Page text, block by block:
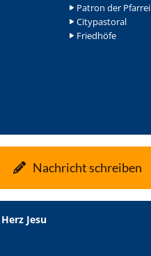
Patron der Pfarrei
Citypastoral
Friedhöfe
Nachricht schreiben
Jesu